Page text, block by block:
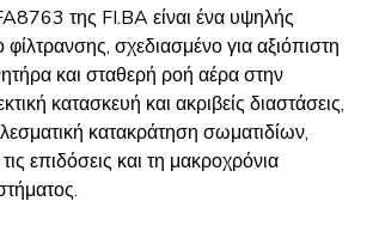
της FI.BA είναι ένα υψηλής
φίλτρανσης, σχεδιασμένο για αξιόπιστη
και σταθερή ροή αέρα στην
κατασκευή και ακριβείς διαστάσεις,
κατακράτηση σωματιδίων,
επιδόσεις και τη μακροχρόνια